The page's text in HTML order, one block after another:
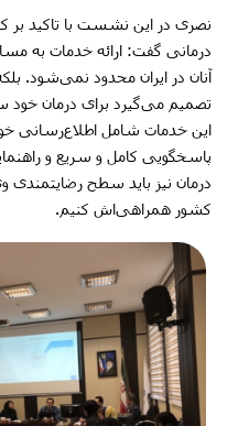
نصری در این نشست با تاکید بر
درمانی گفت: ارائه خدمات به
آنان در ایران محدود نمی‌شود.
تصمیم می‌گیرد برای درمان خود
این خدمات شامل اطلاع‌رسانی
پاسخگویی کامل و سریع و
درمان نیز باید سطح رضایتمندی
کشور همراهی‌اش کنیم.